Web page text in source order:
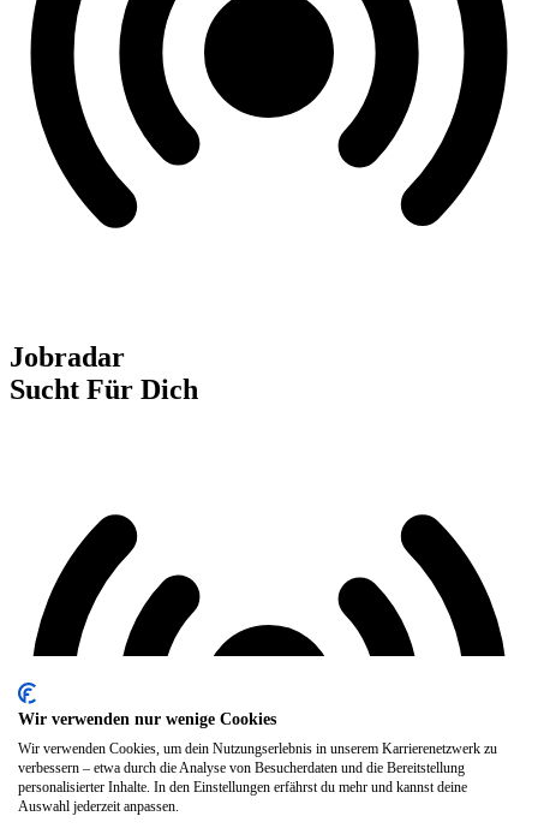
Jobradar
Sucht Für Dich
Wir verwenden nur wenige Cookies
Wir verwenden Cookies, um dein Nutzungserlebnis in unserem Karrierenetzwerk zu
verbessern – etwa durch die Analyse von Besucherdaten und die Bereitstellung
personalisierter Inhalte. In den Einstellungen erfährst du mehr und kannst deine
Auswahl jederzeit anpassen.